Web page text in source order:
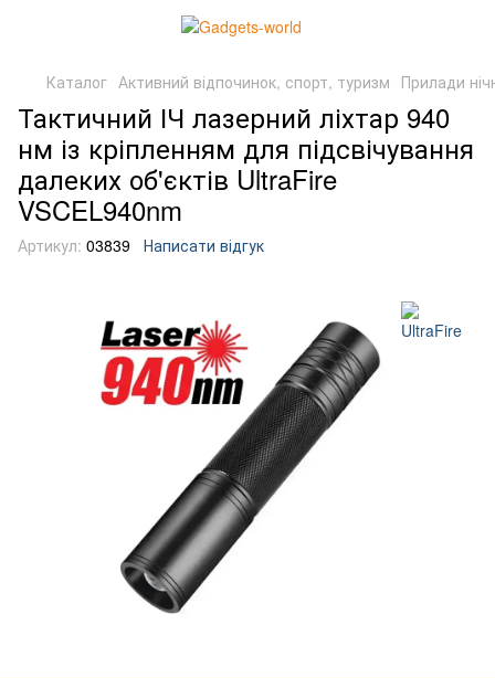
Каталог Активний відпочинок, спорт, туризм Прилади
Тактичний ІЧ лазерний ліхтар 940
нм із кріпленням для підсвічування
далеких об'єктів UltraFire
VSCEL940nm
Артикул: 03839 Написати відгук